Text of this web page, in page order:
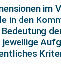
im
in den